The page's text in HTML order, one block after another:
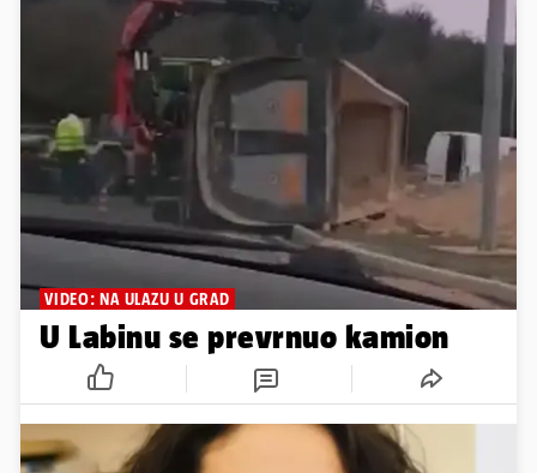
VIDEO: NA ULAZU U GRAD
U Labinu se prevrnuo kamion